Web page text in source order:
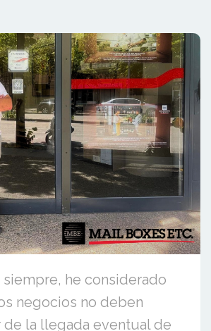
he considerado
negocios no deben
la llegada eventual de